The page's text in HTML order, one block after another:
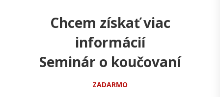
Chcem získať viac
informácií
Seminár o koučovaní
ZADARMO